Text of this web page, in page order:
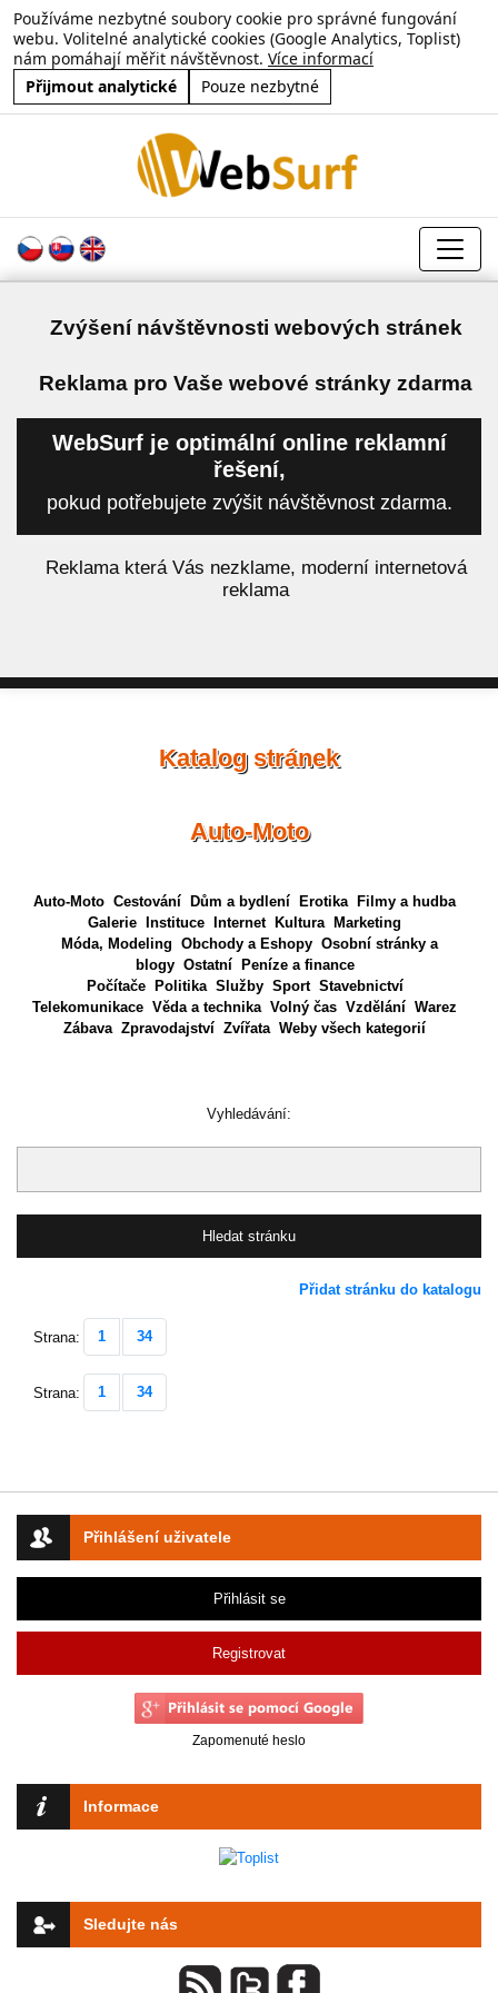
Používáme nezbytné soubory cookie pro správné fungování
webu. Volitelné analytické cookies (Google Analytics, Toplist)
nám pomáhají měřit návštěvnost. Více informací
Přijmout analytické
Pouze nezbytné
Zvýšení návštěvnosti webových stránek
Reklama pro Vaše webové stránky zdarma
WebSurf je optimální online reklamní
řešení,
pokud potřebujete zvýšit návštěvnost zdarma.
Reklama která Vás nezklame, moderní internetová
reklama
Přihlášení uživatele
Přihlásit se
Registrovat
Zapomenuté heslo
Informace
Sledujte nás
Katalog stránek
Auto-Moto
Auto-Moto Cestování Dům a bydlení Erotika
Filmy a hudba
Galerie
Instituce Internet Kultura
Marketing
Móda, Modeling Obchody a Eshopy Osobní stránky a
blogy Ostatní
Peníze a finance
Počítače
Politika Služby Sport Stavebnictví
Telekomunikace Věda a technika Volný čas Vzdělání Warez
Zábava Zpravodajství Zvířata Weby všech kategorií
Vyhledávání:
Přidat stránku do katalogu
Strana: 1 34
Strana: 1 34